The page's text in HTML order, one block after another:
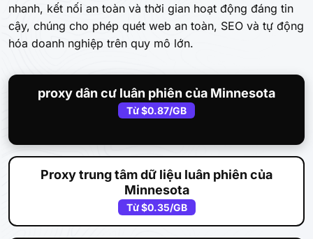
nhanh, kết nối an toàn và thời gian hoạt động đáng tin
cậy, chúng cho phép quét web an toàn, SEO và tự động
hóa doanh nghiệp trên quy mô lớn.
proxy dân cư luân phiên của Minnesota
Từ$0.87/GB
Proxy trung tâm dữ liệu luân phiên của
Minnesota
Từ$0.35/GB